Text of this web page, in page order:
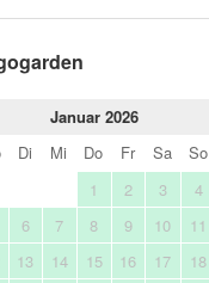
Januar 2026
Di Mi Do Fr Sa
So
1
2 3
4
6 7 8 9 10
11
13 14 15 16 17
18